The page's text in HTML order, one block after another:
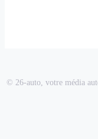
© 26-auto, votre média